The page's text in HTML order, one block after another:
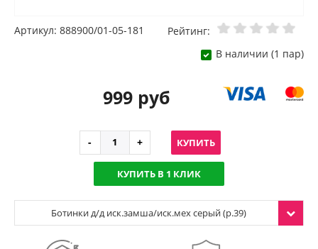
Артикул: 888900/01-05-181
Рейтинг:
В наличии (1 пар)
999 руб
КУПИТЬ
КУПИТЬ В 1 КЛИК
Ботинки д/д иск.замша/иск.мех серый (р.39)